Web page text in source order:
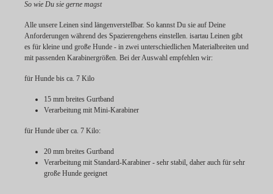
So wie Du sie gerne magst
Alle unsere Leinen sind längenverstellbar. So kannst Du sie auf Deine
Anforderungen während des Spazierengehens einstellen. isartau Leinen gibt
es für kleine und große Hunde - in zwei unterschiedlichen Materialbreiten und
mit passenden Karabinergrößen. Bei der Auswahl empfehlen wir:
für Hunde bis ca. 7 Kilo
15 mm breites Gurtband
Verarbeitung mit Mini-Karabiner
für Hunde über ca. 7 Kilo:
20 mm breites Gurtband
Verarbeitung mit Standard-Karabiner - sehr stabil, daher auch für sehr
große Hunde geeignet